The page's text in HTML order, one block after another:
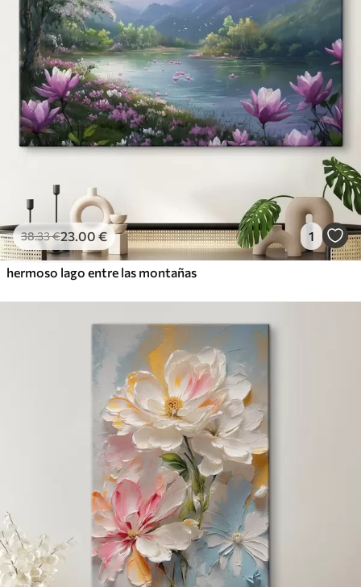
38.33€23.00 € 1
hermoso lago entre las montañas